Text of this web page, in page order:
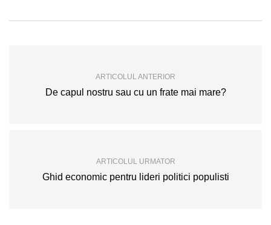
ARTICOLUL ANTERIOR
De capul nostru sau cu un frate mai mare?
ARTICOLUL URMATOR
Ghid economic pentru lideri politici populisti